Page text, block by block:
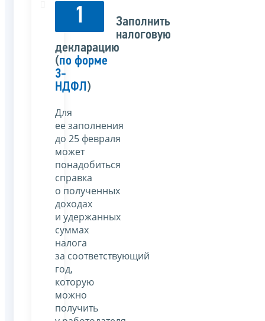
1
Заполнить
налоговую
декларацию
(по форме
3-
НДФЛ)
Для
ее заполнения
до 25 февраля
может
понадобиться
справка
о полученных
доходах
и удержанных
суммах
налога
за соответствующий
год,
которую
можно
получить